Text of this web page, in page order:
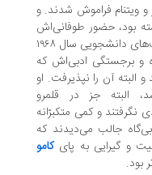
فراموش شدند. و
حضور طوفانی‌اش
به‌عنوان یک رادیکال مائوئیست در تظاهرات‌های دانشجویی سال ۱۹۶۸
ادبی‌اش که
را نپذیرفت. او
جز در قلمرو
و کمی متکبرّانه
می‌دیدند که
به پایکامو